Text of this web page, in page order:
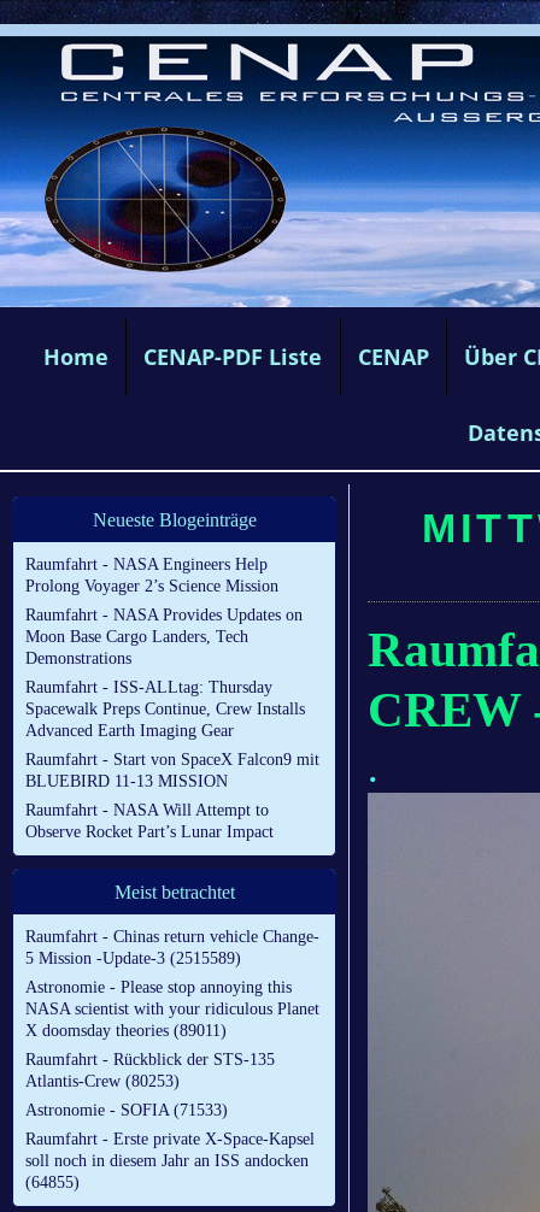
Home CENAP-PDF Liste CENAP Über
Neueste Blogeinträge
Raumfahrt - NASA Engineers Help
Prolong Voyager 2’s Science Mission
Raumfahrt - NASA Provides Updates on
Moon Base Cargo Landers, Tech
Demonstrations
Raumfahrt - ISS-ALLtag: Thursday
Spacewalk Preps Continue, Crew Installs
Advanced Earth Imaging Gear
Raumfahrt - Start von SpaceX Falcon9 mit
BLUEBIRD 11-13 MISSION
Raumfahrt - NASA Will Attempt to
Observe Rocket Part’s Lunar Impact
Meist betrachtet
Raumfahrt - Chinas return vehicle Change-
5 Mission -Update-3 (2515589)
Astronomie - Please stop annoying this
NASA scientist with your ridiculous Planet
X doomsday theories (89011)
Raumfahrt - Rückblick der STS-135
Atlantis-Crew (80253)
Astronomie - SOFIA (71533)
Raumfahrt - Erste private X-Space-Kapsel
soll noch in diesem Jahr an ISS andocken
(64855)
CREW
.